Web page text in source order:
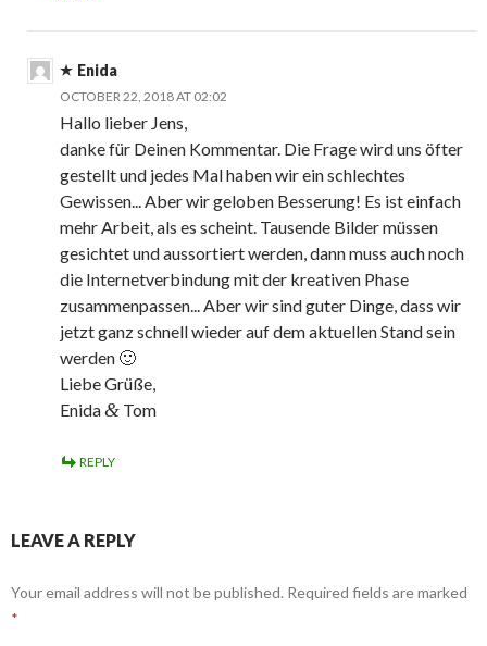
Enida
OCTOBER 22, 2018 AT 02:02
Hallo lieber Jens,
danke für Deinen Kommentar. Die Frage wird uns öfter
gestellt und jedes Mal haben wir ein schlechtes
Gewissen... Aber wir geloben Besserung! Es ist einfach
mehr Arbeit, als es scheint. Tausende Bilder müssen
gesichtet und aussortiert werden, dann muss auch noch
die Internetverbindung mit der kreativen Phase
zusammenpassen... Aber wir sind guter Dinge, dass wir
jetzt ganz schnell wieder auf dem aktuellen Stand sein
werden 🙂
Liebe Grüße,
Enida& Tom
REPLY
LEAVE A REPLY
Your email address will not be published. Required fields are marked
*